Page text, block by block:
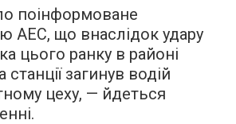
поінформоване
АЕС, що внаслідок удару
цього ранку в районі
загинув водій
цеху, — йдеться